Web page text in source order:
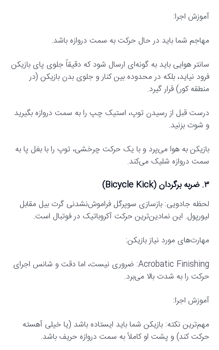
آموزش اجرا:
مهاجم شما باید در حال حرکت به سمت دروازه باشد.
سانتر هوایی باید به گونه‌ای ارسال شود که دقیقاً جلوی پای بازیکن
فرود نیاید، بلکه در محدوده بین کنار و جلوی بدن بازیکن (در
منطقه کور) قرار گیرد.
درست قبل از رسیدن توپ، استیک چپ را به سمت دروازه بگیرید
و شوت بزنید.
بازیکن به هوا می‌پرد و با یک حرکت چرخشی، توپ را با بغل پا به
سمت دروازه شلیک می‌کند.
۳. ضربه برگردان (Bicycle Kick)
لحظه جادویی: بازسازی سوپرگل فراموش‌نشدنی گرت بیل مقابل
لیورپول. این نمادین‌ترین حرکت آکروباتیک در فوتبال است.
مهارت‌های مورد نیاز بازیکن:
Acrobatic Finishing: ضروری نیست، اما دقت و شانس اجرای
حرکت را به شدت بالا می‌برد.
آموزش اجرا:
مهم‌ترین نکته: بازیکن شما باید ایستاده باشد (یا خیلی آهسته
حرکت کند) و پشت او کاملاً به سمت دروازه حریف باشد.